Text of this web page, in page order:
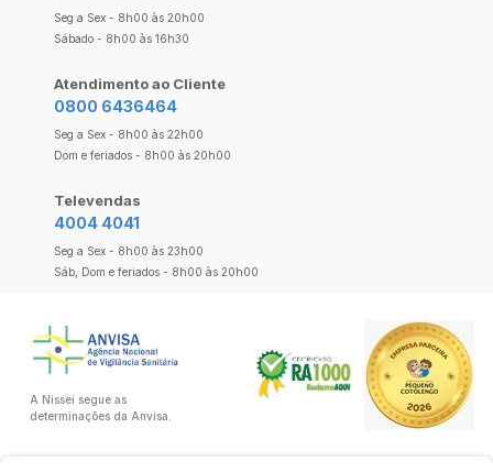
Seg a Sex - 8h00 às 20h00
Sábado - 8h00 às 16h30
Atendimento ao Cliente
0800 6436464
Seg a Sex - 8h00 às 22h00
Dom e feriados - 8h00 às 20h00
Televendas
4004 4041
Seg a Sex - 8h00 às 23h00
Sáb, Dom e feriados - 8h00 às 20h00
A Nissei segue as
determinações da Anvisa.